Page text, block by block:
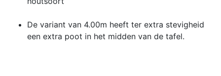
De variant van 4.00m heeft ter extra stevigheid
een extra poot in het midden van de tafel.